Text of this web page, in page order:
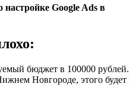
настройке Google Ads в
бюджет в 100000 рублей.
Новгороде, этого будет